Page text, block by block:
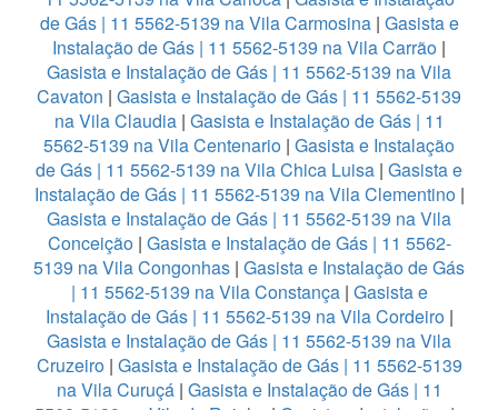
de Gás | 11 5562-5139 na Vila Carmosina| Gasista e
Instalação de Gás | 11 5562-5139 na Vila Carrão |
Gasista e Instalação de Gás | 11 5562-5139 na Vila
Cavaton | Gasista e Instalação de Gás | 11 5562-5139
na Vila Claudia| Gasista e Instalação de Gás | 11
5562-5139 na Vila Centenario | Gasista e Instalação
de Gás | 11 5562-5139 na Vila Chica Luisa | Gasista e
Instalação de Gás | 11 5562-5139 na Vila Clementino|
Gasista e Instalação de Gás | 11 5562-5139 na Vila
Conceição| Gasista e Instalação de Gás | 11 5562-
5139 na Vila Congonhas | Gasista e Instalação de Gás
| 11 5562-5139 na Vila Constança| Gasista e
Instalação de Gás | 11 5562-5139 na Vila Cordeiro|
Gasista e Instalação de Gás | 11 5562-5139 na Vila
Cruzeiro | Gasista e Instalação de Gás | 11 5562-5139
na Vila Curuçá | Gasista e Instalação de Gás | 11